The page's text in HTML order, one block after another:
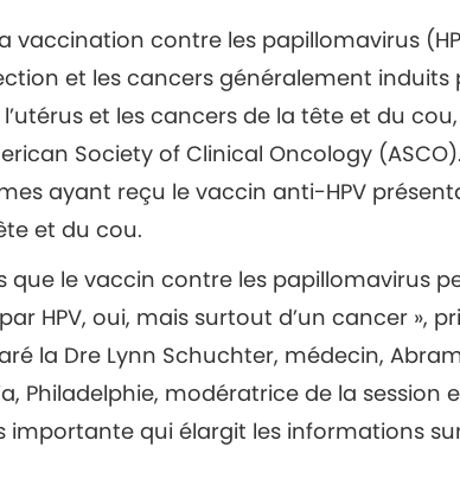
vaccination contre les papillomavirus
et les cancers généralement induits
et les cancers de la tête et du
Society of Clinical Oncology
ayant reçu le vaccin anti-HPV
et du cou.
que le vaccin contre les papillomavirus
HPV, oui, mais surtout d’un cancer »,
la Dre Lynn Schuchter, médecin,
Philadelphie, modératrice de la session
importante qui élargit les informations